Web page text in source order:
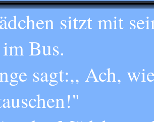
sitzt mit
Bus.
sagt:,, Ach,